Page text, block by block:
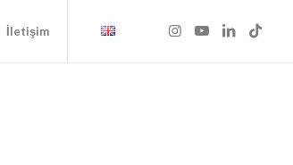
İletişim